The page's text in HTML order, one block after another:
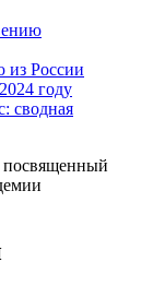
из России
году
сводная
посвященный